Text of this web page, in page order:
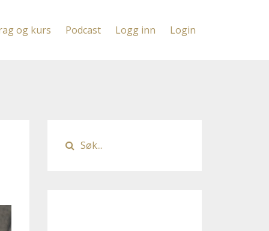
og kurs Podcast Logg inn Login